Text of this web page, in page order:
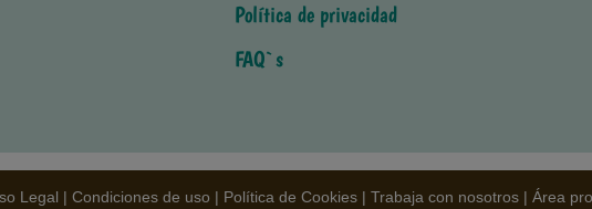
Política de privacidad
FAQ`s
Legal | Condiciones de uso | Política de Cookies | Trabaja con nosotros | Área